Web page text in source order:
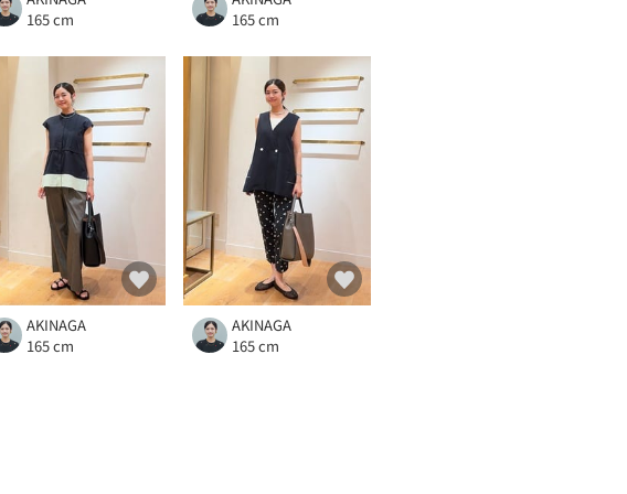
165 cm
165 cm
AKINAGA
165 cm
AKINAGA
165 cm